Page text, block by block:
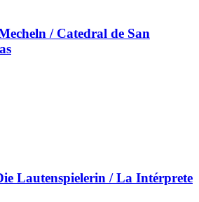
/ Catedral de San
Lautenspielerin / La Intérprete